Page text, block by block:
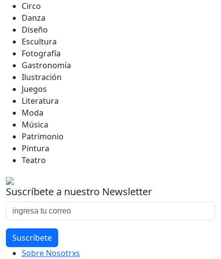
Circo
Danza
Diseño
Escultura
Fotografía
Gastronomía
Ilustración
Juegos
Literatura
Moda
Música
Patrimonio
Pintura
Teatro
Suscríbete a nuestro Newsletter
Sobre Nosotrxs